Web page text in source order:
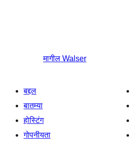
मागील Walser
बद्दल
बातम्या
होस्टिंग
गोपनीयता